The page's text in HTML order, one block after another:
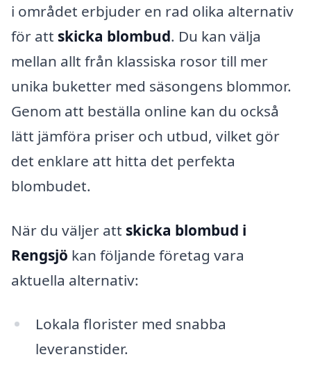
i området erbjuder en rad olika alternativ
för att skicka blombud. Du kan välja
mellan allt från klassiska rosor till mer
unika buketter med säsongens blommor.
Genom att beställa online kan du också
lätt jämföra priser och utbud, vilket gör
det enklare att hitta det perfekta
blombudet.
När du väljer att skicka blombud i
Rengsjö kan följande företag vara
aktuella alternativ:
Lokala florister med snabba
leveranstider.